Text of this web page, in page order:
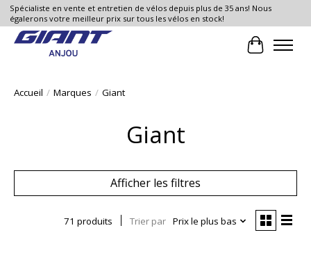
Spécialiste en vente et entretien de vélos depuis plus de 35 ans! Nous
égalerons votre meilleur prix sur tous les vélos en stock!
Panier
Accueil / Marques / Giant
Giant
Afficher les filtres
71 produits Trier par Prix le plus bas